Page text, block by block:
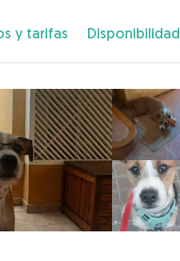
y tarifas Disponibilidad